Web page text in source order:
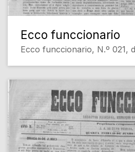
Ecco funccionario
Ecco funccionario, N.º 021,